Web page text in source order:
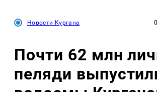
Новости Кургана
Почти 62 млн
пеляди